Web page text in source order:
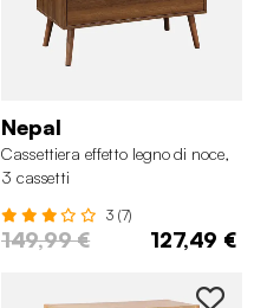
Nepal
Cassettiera effetto legno di noce,
3 cassetti
3 (7)
149,99 € 127,49 €